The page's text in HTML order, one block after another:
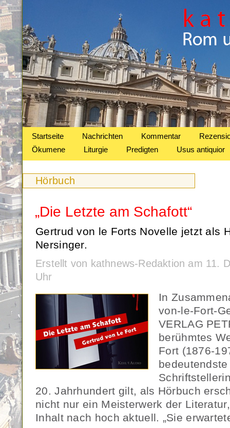
Startseite Nachrichten Kommentar
Ökumene
Liturgie Predigten Usus antiquior
Hörbuch
„Die Letzte am Schafott“
Gertrud von le Forts Novelle jetzt als
Nersinger.
Erstellt von kathnews-Redaktion am 11.
Uhr
In
von-le-Fort-
VERLAG
berühmtes
Fort (1876-
20. Jahrhundert gilt, als Hörbuch
nicht nur ein Meisterwerk der
Inhalt nach hoch aktuell. „Sie